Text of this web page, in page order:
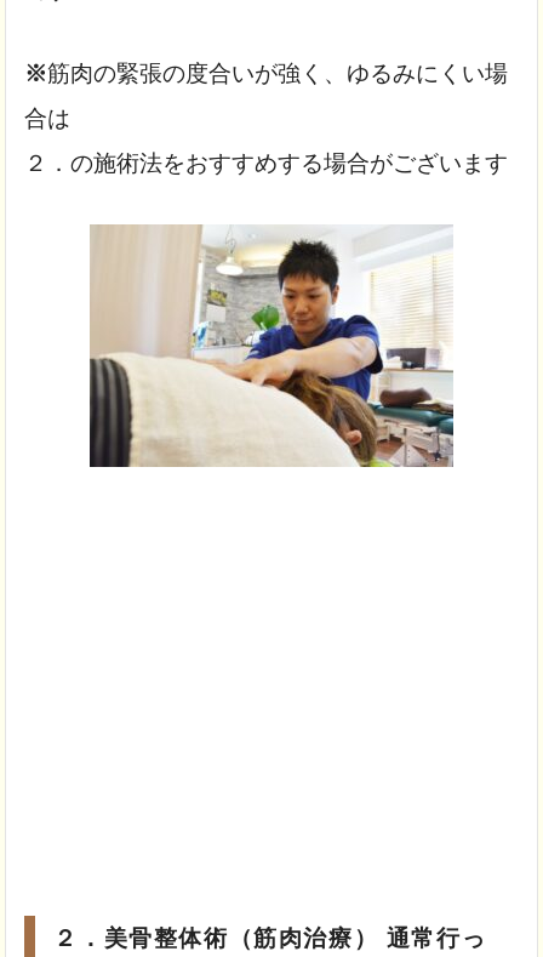
※筋肉の緊張の度合いが強く、ゆるみにくい場
合は
２．の施術法をおすすめする場合がございます
２．美骨整体術（筋肉治療） 通常行っ